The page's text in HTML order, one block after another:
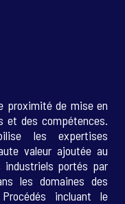
proximité de mise en
et des compétences.
les expertises
valeur ajoutée au
industriels portés par
les domaines des
incluant le